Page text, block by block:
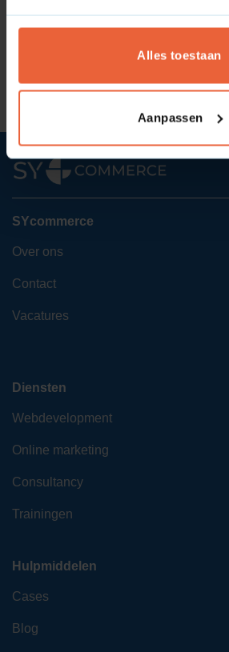
Alles toestaan
Aanpassen
SYcommerce
Over ons
Contact
Vacatures
Diensten
Webdevelopment
Online marketing
Consultancy
Trainingen
Hulpmiddelen
Cases
Blog